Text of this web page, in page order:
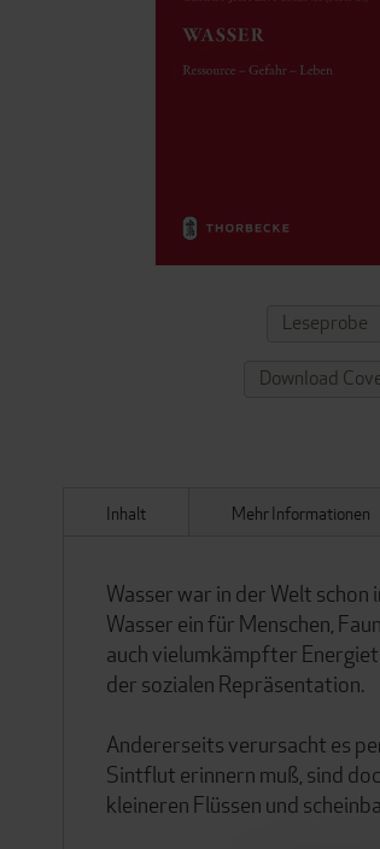
ZUM
ANFANG
Leseprobe
Download
Inhalt
Wasser war in der Welt
Wasser ein für Menschen,
auch vielumkämpfter
der sozialen Repräsentation.
Andererseits verursacht es
Sintflut erinnern muß, sind
kleineren Flüssen und
Mehr Informationen